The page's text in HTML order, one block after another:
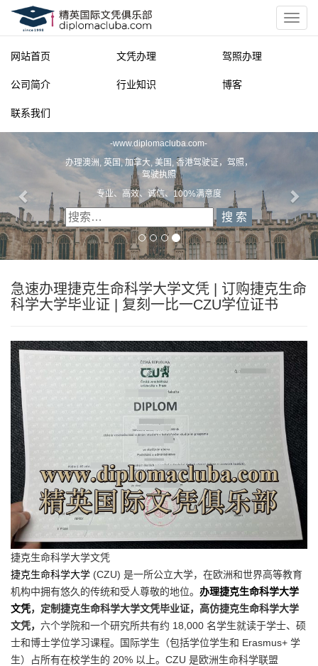
网站首页 文凭办理 驾照办理
公司简介 行业知识 博客
联系我们
-www.diplomacluba.com-
办理澳洲, 英国, 加拿大, 美国, 香港驾驶证，驾照，
驾驶执照
专业、高效、诚信、100%满意度
急速办理捷克生命科学大学文凭 | 订购捷克生命
科学大学毕业证 | 复刻一比一CZU学位证书
捷克生命科学大学文凭
捷克生命科学大学 (CZU) 是一所公立大学，在欧洲和世界高等教育
机构中拥有悠久的传统和受人尊敬的地位。 办理捷克生命科学大学
文凭，定制捷克生命科学大学文凭毕业证，高仿捷克生命科学大学
文凭， 六个学院和一个研究所共有约 18,000 名学生就读于学士、硕
士和博士学位学习课程。国际学生（包括学位学生和 Erasmus+ 学
生）占所有在校学生的 20% 以上。CZU 是欧洲生命科学联盟